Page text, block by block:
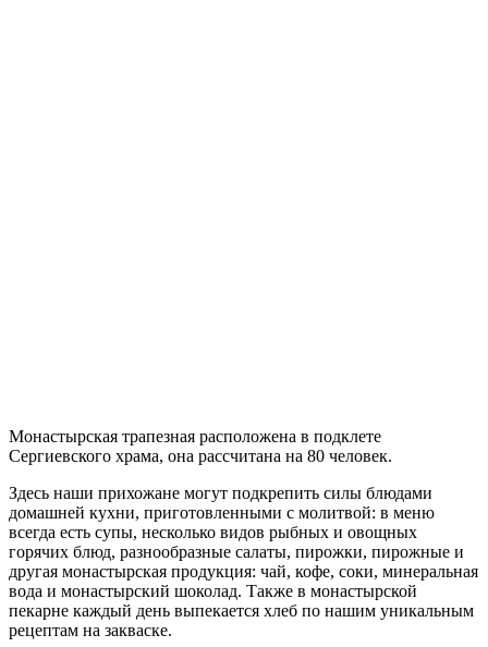
Монастырская трапезная расположена в подклете
Сергиевского храма, она рассчитана на 80 человек.
Здесь наши прихожане могут подкрепить силы блюдами
домашней кухни, приготовленными с молитвой: в меню
всегда есть супы, несколько видов рыбных и овощных
горячих блюд, разнообразные салаты, пирожки, пирожные и
другая монастырская продукция: чай, кофе, соки, минеральная
вода и монастырский шоколад. Также в монастырской
пекарне каждый день выпекается хлеб по нашим уникальным
рецептам на закваске.